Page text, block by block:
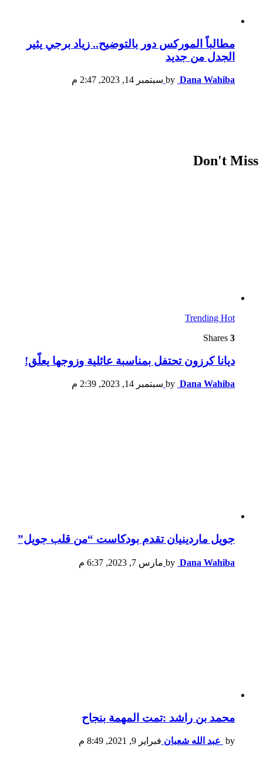
مطالباً الموركس دور بالتوضيح.. زياد برجي يثير
الجدل من جديد
by Dana Wahiba سبتمبر 14, 2023, 2:47 م
Don't Miss
Trending Hot
3
ديانا كرزون تحتفل بمناسبة عائلية وزوجها يعلّق!
by Dana Wahiba سبتمبر 14, 2023, 2:39 م
جويل ماردينيان تقدم بودكاست “من قلب جويل”
by Dana Wahiba مارس 7, 2023, 6:37 م
محمد بن راشد :تمت المهمة بنجاح
by عبد الله شعبان فبراير 9, 2021, 8:49 م